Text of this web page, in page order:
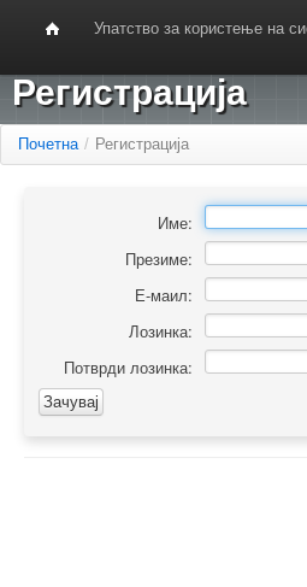
Упатство за користење на
Регистрација
Почетна / Регистрација
Име:
Презиме:
Е-маил:
Лозинка:
Потврди лозинка: